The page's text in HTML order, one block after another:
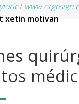
/
xetin motivan